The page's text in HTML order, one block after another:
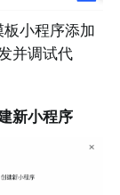
小程序添加
并调试代
新小程序